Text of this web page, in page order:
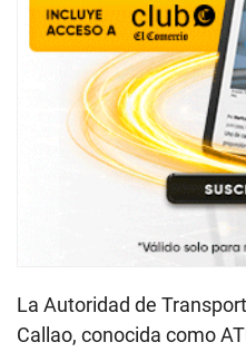
La Autoridad de
Callao, conocida como